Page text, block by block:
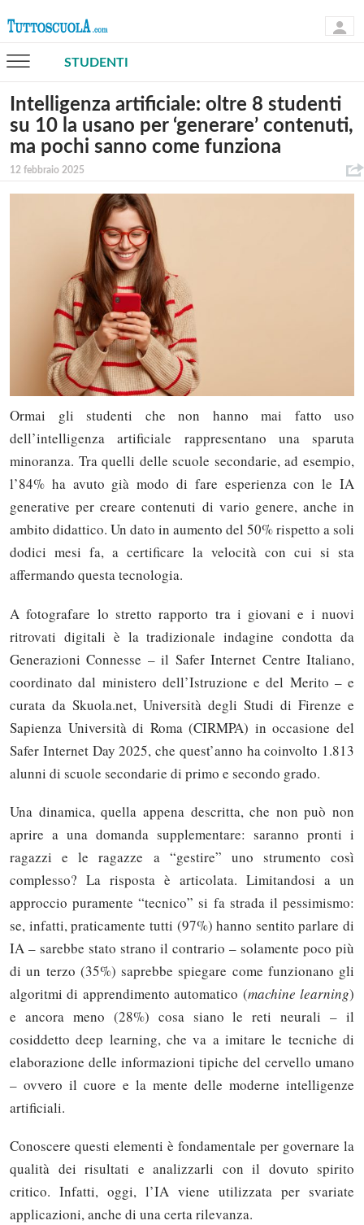
STUDENTI
Intelligenza artificiale: oltre 8 studenti
su 10 la usano per ‘generare’ contenuti,
ma pochi sanno come funziona
12 febbraio 2025
Ormai gli studenti che non hanno mai fatto uso
dell’intelligenza artificiale rappresentano una sparuta
minoranza. Tra quelli delle scuole secondarie, ad esempio,
l’84% ha avuto già modo di fare esperienza con le IA
generative per creare contenuti di vario genere, anche in
ambito didattico. Un dato in aumento del 50% rispetto a soli
dodici mesi fa, a certificare la velocità con cui si sta
affermando questa tecnologia.
A fotografare lo stretto rapporto tra i giovani e i nuovi
ritrovati digitali è la tradizionale indagine condotta da
Generazioni Connesse – il Safer Internet Centre Italiano,
coordinato dal ministero dell’Istruzione e del Merito – e
curata da Skuola.net, Università degli Studi di Firenze e
Sapienza Università di Roma (CIRMPA) in occasione del
Safer Internet Day 2025, che quest’anno ha coinvolto 1.813
alunni di scuole secondarie di primo e secondo grado.
Una dinamica, quella appena descritta, che non può non
aprire a una domanda supplementare: saranno pronti i
ragazzi e le ragazze a “gestire” uno strumento così
complesso? La risposta è articolata. Limitandosi a un
approccio puramente “tecnico” si fa strada il pessimismo:
se, infatti, praticamente tutti (97%) hanno sentito parlare di
IA – sarebbe stato strano il contrario – solamente poco più
di un terzo (35%) saprebbe spiegare come funzionano gli
algoritmi di apprendimento automatico (machine learning)
e ancora meno (28%) cosa siano le reti neurali – il
cosiddetto deep learning, che va a imitare le tecniche di
elaborazione delle informazioni tipiche del cervello umano
– ovvero il cuore e la mente delle moderne intelligenze
artificiali.
Conoscere questi elementi è fondamentale per governare la
qualità dei risultati e analizzarli con il dovuto spirito
critico. Infatti, oggi, l’IA viene utilizzata per svariate
applicazioni, anche di una certa rilevanza.